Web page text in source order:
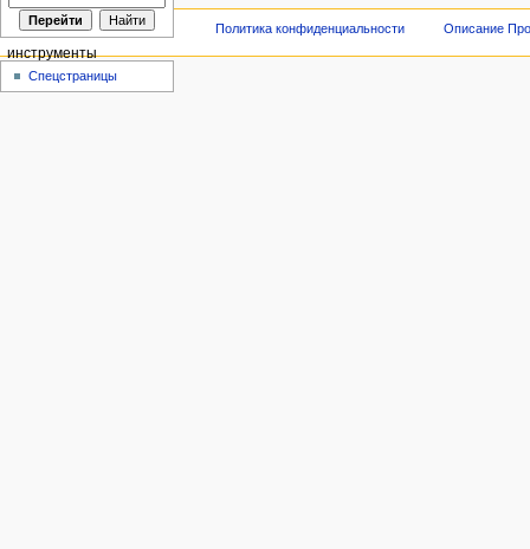
инструменты
Спецстраницы
Политика конфиденциальности Описание